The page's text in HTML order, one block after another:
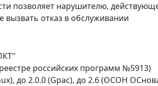
позволяет нарушителю,
отказ в обслуживании
российских программ №5913)
до 2.0.0 (Gpac), до 2.6 (ОСОН